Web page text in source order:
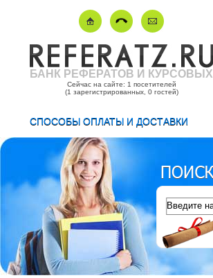
БАНК РЕФЕРАТОВ И КУРСОВЫХ
Сейчас на сайте: 1 посетителей
(1 зарегистрированных, 0 гостей)
СПОСОБЫ ОПЛАТЫ И ДОСТАВКИ